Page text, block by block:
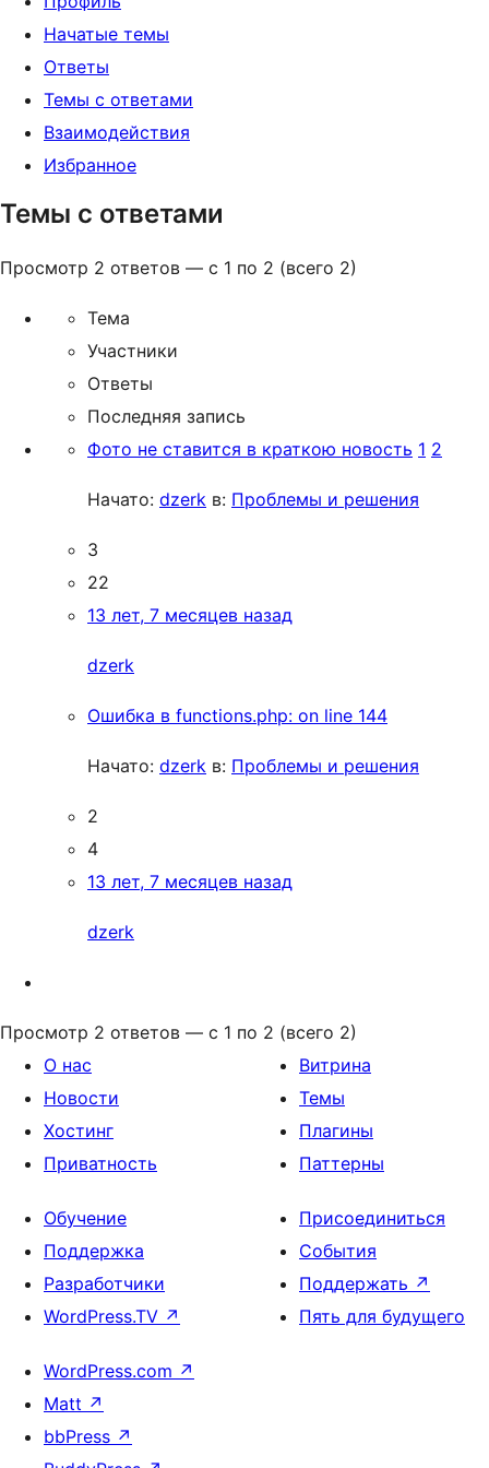
Начатые темы
Ответы
Темы с ответами
Взаимодействия
Избранное
Темы с ответами
Просмотр 2 ответов — с 1 по 2 (всего 2)
Тема
Участники
Ответы
Последняя запись
Фото не ставится в краткою новость 1 2
Начато: dzerk в: Проблемы и решения
3
22
13 лет, 7 месяцев назад
dzerk
Ошибка в functions.php: on line 144
Начато: dzerk в: Проблемы и решения
2
4
13 лет, 7 месяцев назад
dzerk
Просмотр 2 ответов — с 1 по 2 (всего 2)
О нас
Новости
Хостинг
Приватность
Витрина
Темы
Плагины
Паттерны
Обучение
Поддержка
Разработчики
WordPress.TV ↗
Присоединиться
События
Поддержать ↗
Пять для будущего
WordPress.com ↗
Matt ↗
bbPress ↗